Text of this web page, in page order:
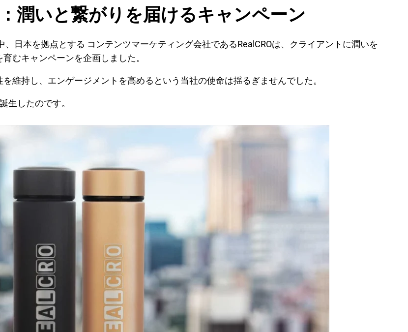
：潤いと繋がりを届けるキャンペーン
日本を拠点とする コンテンツマーケティング会社であるRealCROは、クライアントに潤いを
むキャンペーンを企画しました。
維持し、エンゲージメントを高めるという当社の使命は揺るぎませんでした。
生したのです。